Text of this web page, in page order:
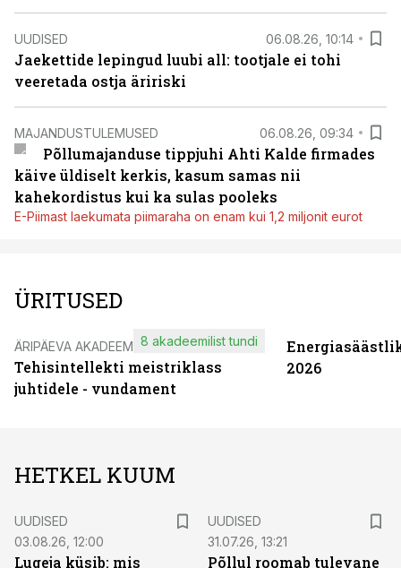
UUDISED 06.08.26, 10:14
Jaekettide lepingud luubi all: tootjale ei tohi
veeretada ostja äririski
MAJANDUSTULEMUSED 06.08.26, 09:34
Põllumajanduse tippjuhi Ahti Kalde firmades
käive üldiselt kerkis, kasum samas nii
kahekordistus kui ka sulas pooleks
E-Piimast laekumata piimaraha on enam kui 1,2 miljonit eurot
ÜRITUSED
ÄRIPÄEVA AKADEEMIA
Tehisintellekti meistriklass
juhtidele - vundament
8 akadeemilist tundi
2026
HETKEL KUUM
UUDISED
03.08.26, 12:00
Lugeja küsib: mis
UUDISED
31.07.26, 13:21
Põllul roomab tulevane